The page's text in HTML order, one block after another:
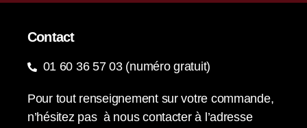
Contact
01 60 36 57 03 (numéro gratuit)
Pour tout renseignement sur votre commande,
n’hésitez pas à nous contacter à l’adresse